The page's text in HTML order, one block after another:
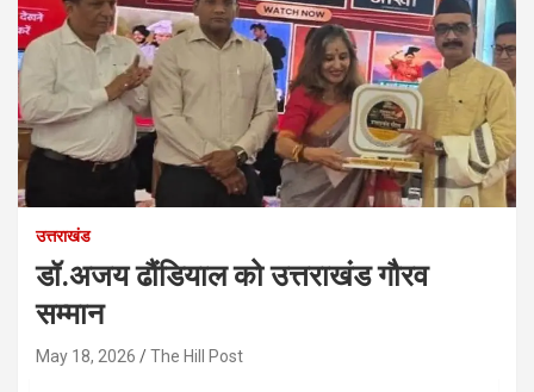
उत्तराखंड
डॉ.अजय ढौंडियाल को उत्तराखंड गौरव
सम्मान
May 18, 2026 The Hill Post